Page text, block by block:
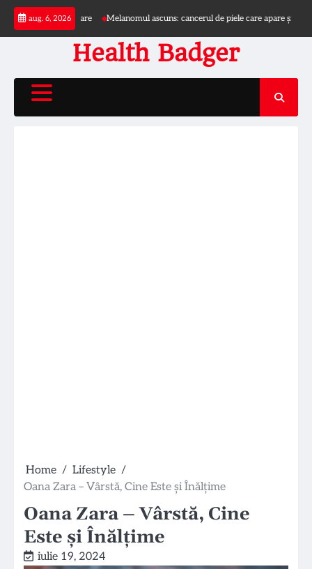
Skip
content
aug. 6, 2026
caniculare Melanomul ascuns: cancerul de piele care apare și în zone
Health Badger
Home
Lifestyle
Oana Zara – Vârstă, Cine Este și Înălțime
Oana Zara – Vârstă, Cine
Este și Înălțime
iulie 19, 2024